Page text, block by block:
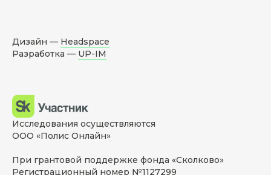
Дизайн — Headspace
Разработка — UP-IM
Исследования осуществляются
ООО «Полис Онлайн»
При грантовой поддержке фонда «Сколково»
Регистрационный номер №1127299